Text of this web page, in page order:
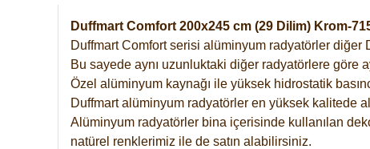
Duffmart Comfort 200x245 cm (29 Dilim) Krom-
Duffmart Comfort serisi alüminyum radyatörler
Bu sayede aynı uzunluktaki diğer radyatörlere göre
Özel alüminyum kaynağı ile yüksek hidrostatik
Duffmart alüminyum radyatörler en yüksek kalitede
Alüminyum radyatörler bina içerisinde kullanılan
natürel renklerimiz ile de satın alabilirsiniz.